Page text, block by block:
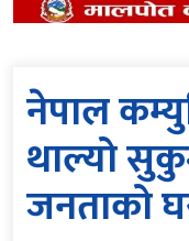
नेपाल
थाल्यो
जनताको